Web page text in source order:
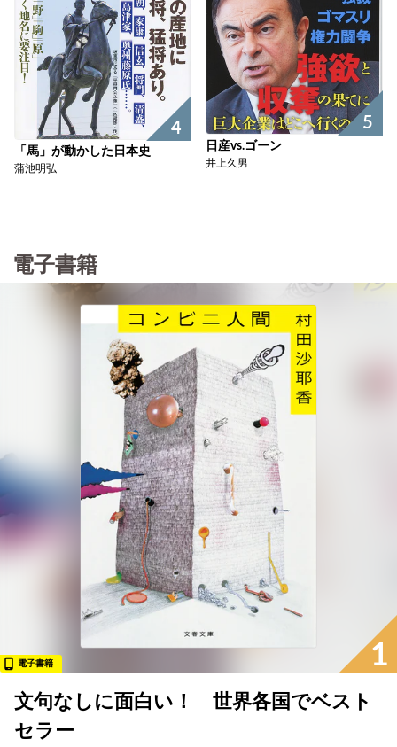
4
「馬」が動かした日本史
蒲池明弘
5
日産vs.ゴーン
井上久男
電子書籍
1
電子書籍
文句なしに面白い！ 世界各国でベスト
セラー